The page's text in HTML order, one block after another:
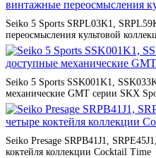
Seiko 5 Sports SRPL03K1,
переосмысления культовой
Seiko 5 Sports SSK001K1,
механические GMT серии SKX
Seiko Presage SRPB41J1,
коктейля коллекции Cocktail Time